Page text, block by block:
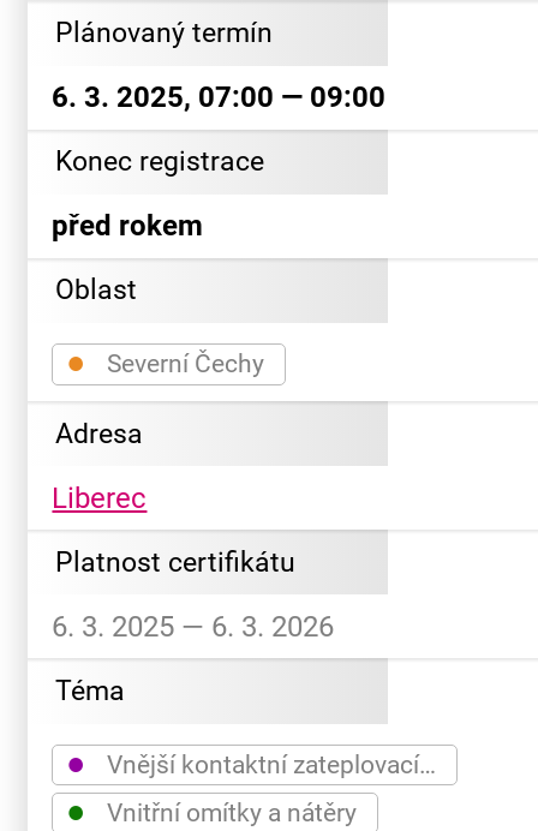
Plánovaný termín
6. 3. 2025, 07:00 — 09:00
Konec registrace
před rokem
Oblast
● Severní Čechy
Adresa
Liberec
Platnost certifikátu
6. 3. 2025 — 6. 3. 2026
Téma
● Vnější kontaktní zateplovací…
● Vnitřní omítky a nátěry